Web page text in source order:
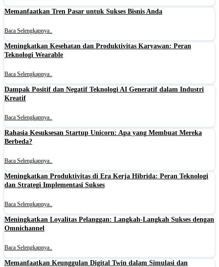
Memanfaatkan Tren Pasar untuk Sukses Bisnis Anda
Baca Selengkapnya..
Meningkatkan Kesehatan dan Produktivitas Karyawan: Peran
Teknologi Wearable
Baca Selengkapnya..
Dampak Positif dan Negatif Teknologi AI Generatif dalam Industri
Kreatif
Baca Selengkapnya..
Rahasia Kesuksesan Startup Unicorn: Apa yang Membuat Mereka
Berbeda?
Baca Selengkapnya..
Meningkatkan Produktivitas di Era Kerja Hibrida: Peran Teknologi
dan Strategi Implementasi Sukses
Baca Selengkapnya..
Meningkatkan Loyalitas Pelanggan: Langkah-Langkah Sukses dengan
Omnichannel
Baca Selengkapnya..
Memanfaatkan Keunggulan Digital Twin dalam Simulasi dan